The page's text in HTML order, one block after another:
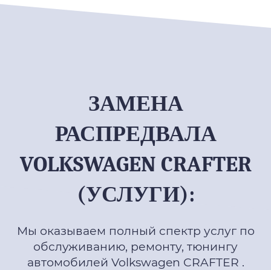
ЗАМЕНА
РАСПРЕДВАЛА
VOLKSWAGEN CRAFTER
(УСЛУГИ):
Мы оказываем полный спектр услуг по
обслуживанию, ремонту, тюнингу
автомобилей Volkswagen CRAFTER .